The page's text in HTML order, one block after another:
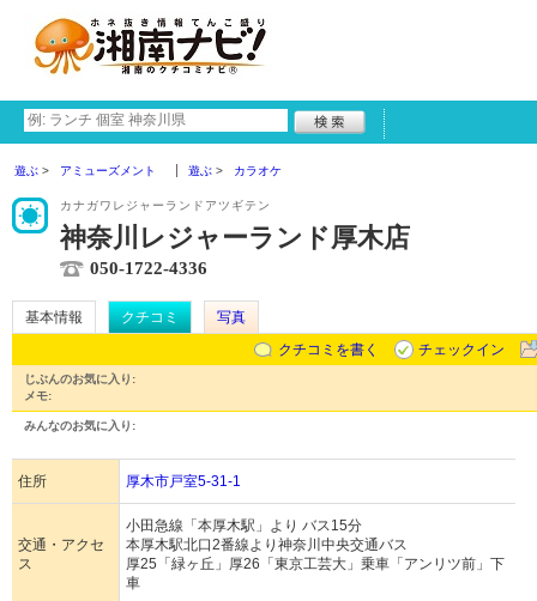
遊ぶ アミューズメント 遊ぶ カラオケ
カナガワレジャーランドアツギテン
神奈川レジャーランド厚木店
050-1722-4336
基本情報 クチコミ
写真
クチコミを書く
チェックイン
じぶんのお気に入り:
メモ:
みんなのお気に入り:
住所 厚木市戸室5-31-1
交通・アクセ
ス
小田急線「本厚木駅」より バス15分
本厚木駅北口2番線より神奈川中央交通バス
厚25「緑ヶ丘」厚26「東京工芸大」乗車「アンリツ前」下
車